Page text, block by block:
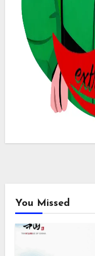
You Missed